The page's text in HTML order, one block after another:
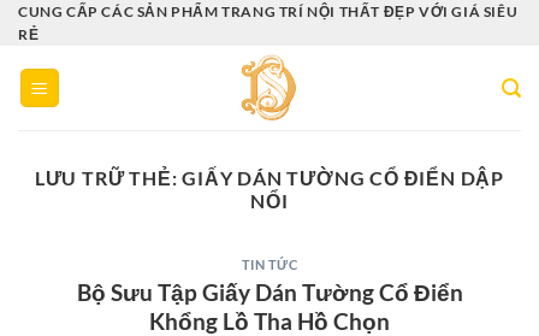
Bỏ
qua
nội
dung
CUNG CẤP CÁC SẢN PHẨM TRANG TRÍ NỘI THẤT ĐẸP VỚI GIÁ SIÊU
RẺ
LƯU TRỮ THẺ:GIẤY DÁN TƯỜNG CỔ ĐIỂN DẬP
NỔI
TIN TỨC
Bộ Sưu Tập Giấy Dán Tường Cổ Điển
Khổng Lồ Tha Hồ Chọn